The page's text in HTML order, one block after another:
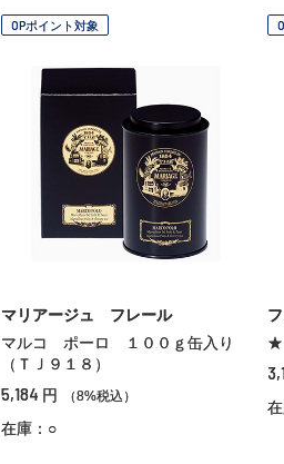
OPポイント対象
マリアージュ フレール
マルコ ポーロ １００ｇ缶入り
（ＴＪ９１８）
5,184 円 （8%税込）
在庫：○
★